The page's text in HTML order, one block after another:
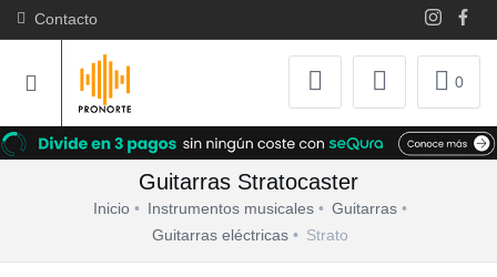
Contacto
0
Guitarras Stratocaster
Inicio Instrumentos musicales
Guitarras
Guitarras eléctricas
Strato